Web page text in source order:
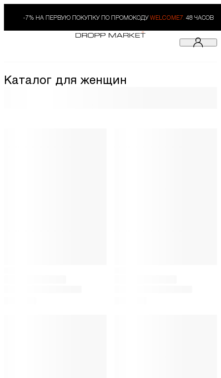
-7% НА ПЕРВУЮ ПОКУПКУ ПО ПРОМОКОДУ WELCOME7. 48 ЧАСОВ
Каталог для женщин